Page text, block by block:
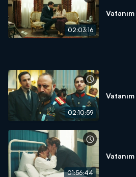
02:03:16
02:10:59
01:56:44